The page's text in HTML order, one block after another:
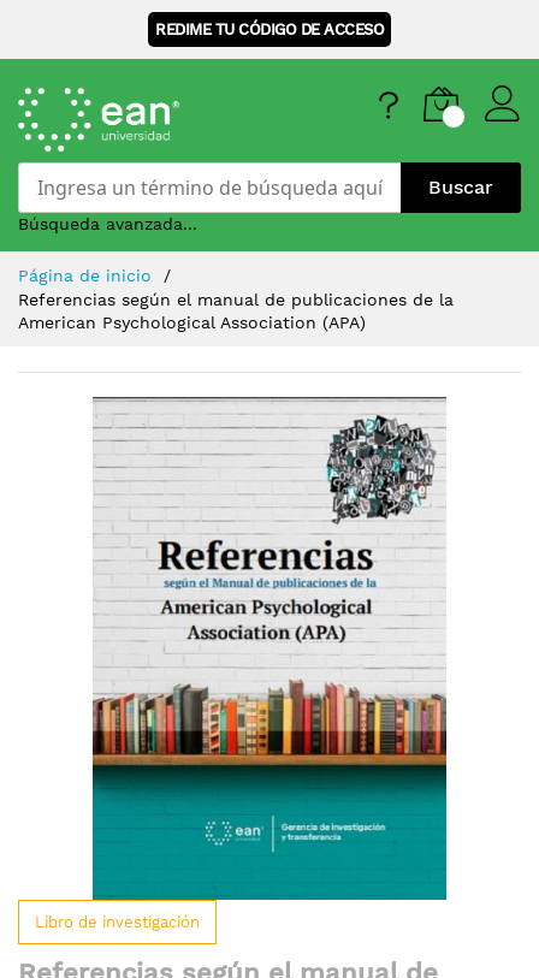
REDIME TU CÓDIGO DE ACCESO
Buscar
Búsqueda avanzada...
Skip
Content
Página de inicio
Referencias según el manual de publicaciones de la
American Psychological Association (APA)
Saltar
al
comienzo
Libro de investigación